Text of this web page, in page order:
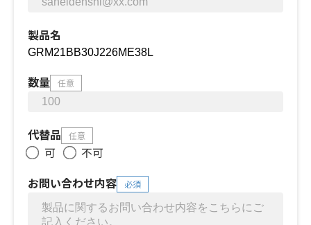
製品名
数量 任意
代替品 任意
可
不可
お問い合わせ内容
必須